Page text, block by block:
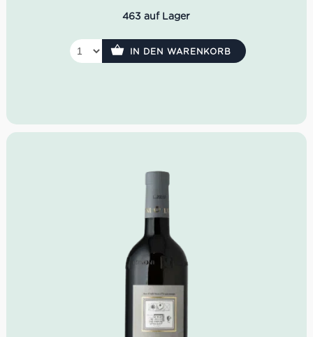
Eigenschaften vom Solosole Vermentino Bolgheri:
Hellgold mit grünem Schimmer
Geruch:Feuerstein, Aprikosen, Mirabellen, Orangen
und Quitte
Geschmack:Saftig, mineralisch, würzig,
463 auf Lager
IN DEN WARENKORB